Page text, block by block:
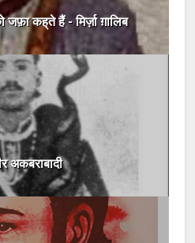
कह्‌ते हैं - मिर्ज़ा ग़ालिब
अकबराबादी